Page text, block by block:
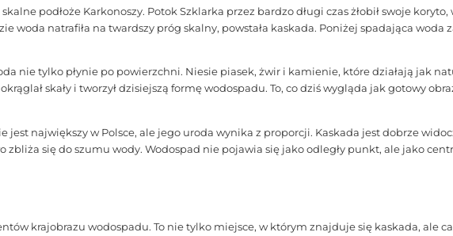
podłoże Karkonoszy. Potok Szklarka przez bardzo długi czas żłobił swoje
woda natrafiła na twardszy próg skalny, powstała kaskada. Poniżej spadająca woda
nie tylko płynie po powierzchni. Niesie piasek, żwir i kamienie, które działają jak
skały i tworzył dzisiejszą formę wodospadu. To, co dziś wygląda jak gotowy
jest największy w Polsce, ale jego uroda wynika z proporcji. Kaskada jest dobrze
zbliża się do szumu wody. Wodospad nie pojawia się jako odległy punkt, ale jako
krajobrazu wodospadu. To nie tylko miejsce, w którym znajduje się kaskada, ale